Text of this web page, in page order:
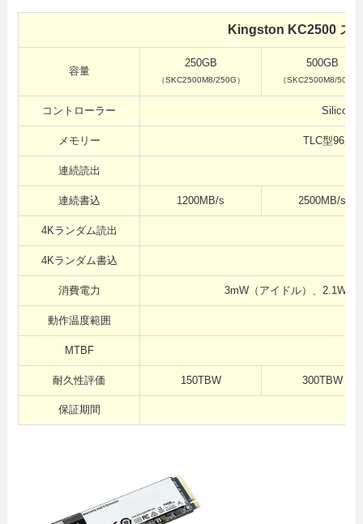
Kingston KC2500 ス
容量
250GB
（SKC2500M8/250G）
500GB
（SKC2500M8/500G
コントローラー Silicon
メモリー TLC型96層
連続読出
連続書込 1200MB/s 2500MB/s
4Kランダム読出
4Kランダム書込
消費電力 3mW（アイドル）、2.1W（
動作温度範囲
MTBF
耐久性評価 150TBW 300TBW
保証期間